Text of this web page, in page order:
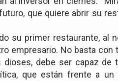
que quiere abrir su
su primer restaurante,
empresario. No basta
dioses, debe ser capaz
que están frente a un